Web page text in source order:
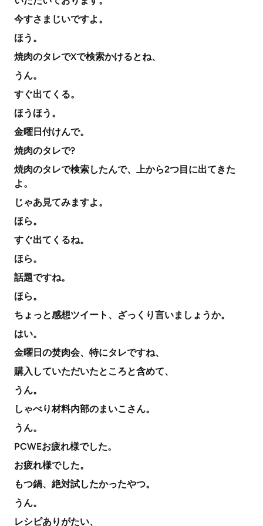
今すさまじいですよ。
ほう。
焼肉のタレでXで検索かけるとね、
うん。
すぐ出てくる。
ほうほう。
金曜日付けんで。
焼肉のタレで?
焼肉のタレで検索したんで、上から2つ目に出てきた
よ。
じゃあ見てみますよ。
ほら。
すぐ出てくるね。
ほら。
話題ですね。
ほら。
ちょっと感想ツイート、ざっくり言いましょうか。
はい。
金曜日の焚肉会、特にタレですね、
購入していただいたところと含めて、
うん。
しゃべり材料内部のまいこさん。
うん。
PCWEお疲れ様でした。
お疲れ様でした。
もつ鍋、絶対試したかったやつ。
うん。
レシピありがたい、